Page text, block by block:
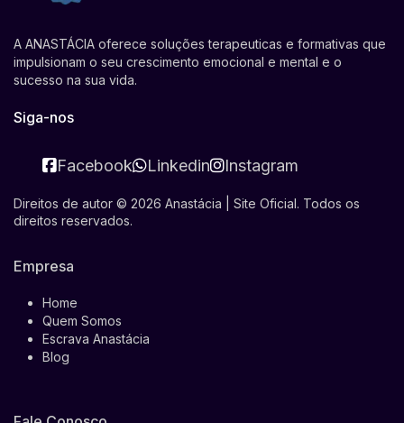
A ANASTÁCIA oferece soluções terapeuticas e formativas que
impulsionam o seu crescimento emocional e mental e o
sucesso na sua vida.
Siga-nos
Facebook Linkedin Instagram
Direitos de autor © 2026 Anastácia | Site Oficial. Todos os
direitos reservados.
Empresa
Home
Quem Somos
Escrava Anastácia
Blog